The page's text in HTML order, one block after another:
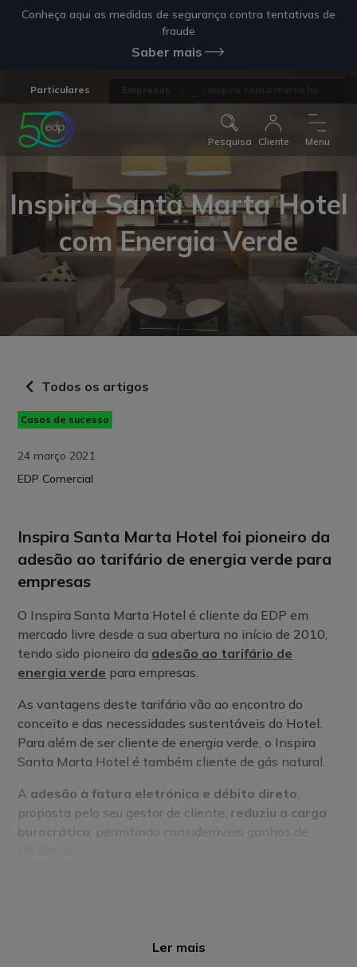
Conheça aqui as medidas de segurança contra tentativas de
fraude
Saber mais
Particulares
Pesquisa Cliente Menu
Inspira Santa Marta Hotel
com Energia Verde
Todos os artigos
Casos de sucesso
24 março 2021
EDP Comercial
Inspira Santa Marta Hotel foi pioneiro da
adesão ao tarifário de energia verde para
empresas
O Inspira Santa Marta Hotel é cliente da EDP em
mercado livre desde a sua abertura no início de 2010,
tendo sido pioneiro da adesão ao tarifário de
energia verde para empresas.
As vantagens deste tarifário vão ao encontro do
conceito e das necessidades sustentáveis do Hotel.
Para além de ser cliente de energia verde, o Inspira
Santa Marta Hotel é também cliente de gás natural.
A adesão à fatura eletrónica e débito direto,
proposta pelo seu gestor de cliente, reduziu a carga
burocrática , permitindo consideráveis ganhos de
Ler mais